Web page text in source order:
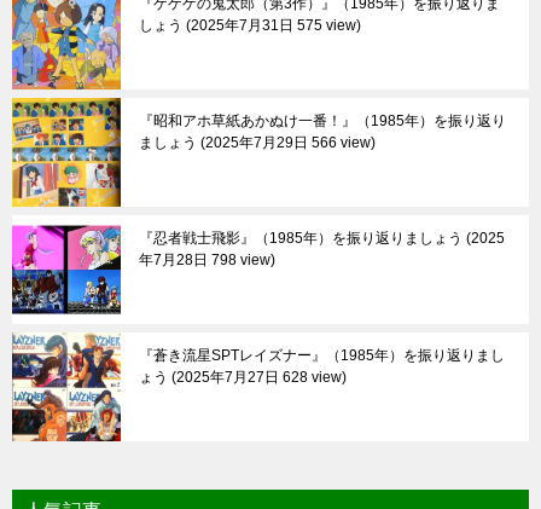
『ゲゲゲの鬼太郎（第3作）』（1985年）を振り返りま
しょう
2025年7月31日 575 view
『昭和アホ草紙あかぬけ一番！』（1985年）を振り返り
ましょう
2025年7月29日 566 view
『忍者戦士飛影』（1985年）を振り返りましょう
2025
年7月28日 798 view
『蒼き流星SPTレイズナー』（1985年）を振り返りまし
ょう
2025年7月27日 628 view